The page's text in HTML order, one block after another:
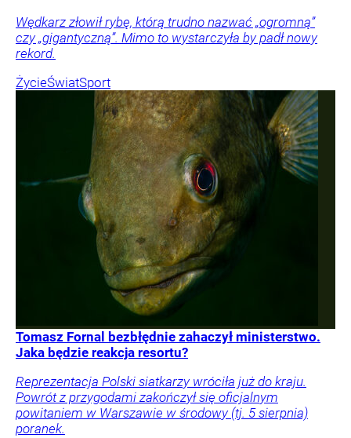
Wędkarz złowił rybę, którą trudno nazwać „ogromną”
czy „gigantyczną”. Mimo to wystarczyła by padł nowy
rekord.
ŻycieŚwiatSport
Tomasz Fornal bezbłędnie zahaczył ministerstwo.
Jaka będzie reakcja resortu?
Reprezentacja Polski siatkarzy wróciła już do kraju.
Powrót z przygodami zakończył się oficjalnym
powitaniem w Warszawie w środowy (tj. 5 sierpnia)
poranek.